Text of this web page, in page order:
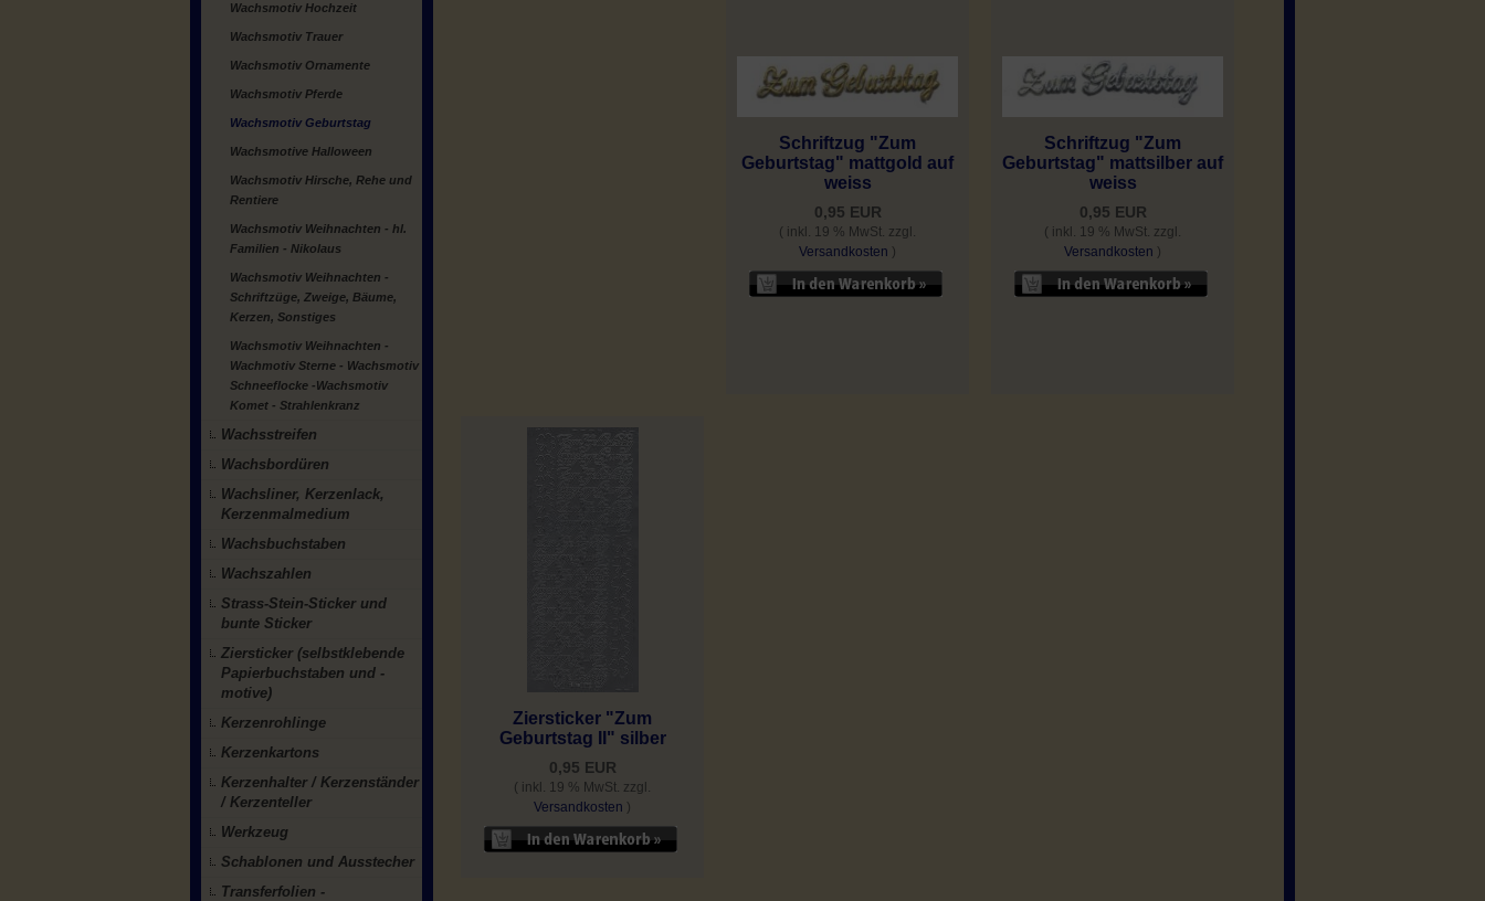
Wachsmotiv Hochzeit
Wachsmotiv Trauer
Wachsmotiv Ornamente
Wachsmotiv Pferde
Wachsmotiv Geburtstag
Wachsmotive Halloween
Wachsmotiv Hirsche, Rehe und
Rentiere
Wachsmotiv Weihnachten - hl.
Familien - Nikolaus
Wachsmotiv Weihnachten -
Schriftzüge, Zweige, Bäume,
Kerzen, Sonstiges
Wachsmotiv Weihnachten -
Wachmotiv Sterne - Wachsmotiv
Schneeflocke -Wachsmotiv
Komet - Strahlenkranz
Wachsstreifen
Wachsbordüren
Wachsliner, Kerzenlack,
Kerzenmalmedium
Wachsbuchstaben
Wachszahlen
Strass-Stein-Sticker und
bunte Sticker
Ziersticker (selbstklebende
Papierbuchstaben und -
motive)
Kerzenrohlinge
Kerzenkartons
Kerzenhalter / Kerzenständer
/ Kerzenteller
Werkzeug
Schablonen und Ausstecher
Transferfolien -
Schriftzug "Zum
Geburtstag" mattgold auf
weiss
0,95 EUR
( inkl. 19 % MwSt. zzgl.
Versandkosten )
Schriftzug "Zum
Geburtstag" mattsilber auf
weiss
0,95 EUR
( inkl. 19 % MwSt. zzgl.
Versandkosten )
Ziersticker "Zum
Geburtstag II" silber
0,95 EUR
( inkl. 19 % MwSt. zzgl.
Versandkosten )